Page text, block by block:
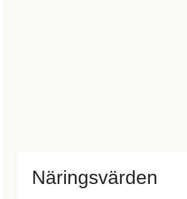
Näringsvärden